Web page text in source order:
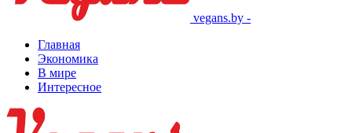
vegans.by -
Главная
Экономика
В мире
Интересное